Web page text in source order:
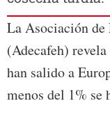
La Asociación de
(Adecafeh)
han salido a
menos del 1% se